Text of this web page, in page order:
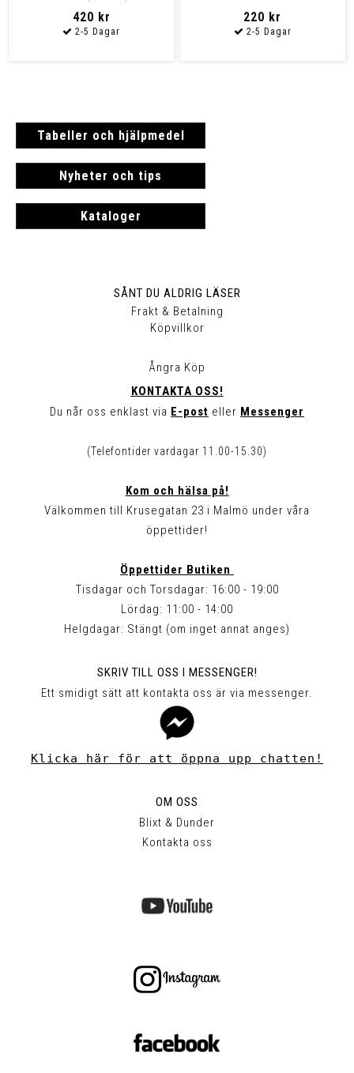
420 kr 220 kr
Tabeller och hjälpmedel
Nyheter och tips
Kataloger
SÅNT DU ALDRIG LÄSER
Frakt & Betalning
Köpvillkor
Ångra Köp
KONTAKTA OSS!
Du når oss enklast via E-post eller Messenger
(Telefontider vardagar 11.00-15.30)
Kom och hälsa på!
Välkommen till Krusegatan 23 i Malmö under våra
öppettider!
Öppettider Butiken
Tisdagar och Torsdagar: 16:00 - 19:00
Lördag: 11:00 - 14:00
Helgdagar: Stängt (om inget annat anges)
SKRIV TILL OSS I MESSENGER!
Ett smidigt sätt att kontakta oss är via messenger.
Klicka här för att öppna upp chatten!
OM OSS
Blixt & Dunder
Kontakta oss